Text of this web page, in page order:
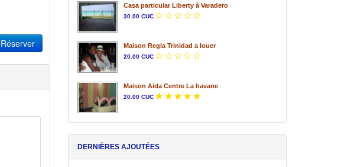
Casa particular Liberty à Varadero
30.00 CUC
Maison Regla Trinidad a louer
20.00 CUC
Maison Aida Centre La havane
20.00 CUC
DERNIÈRES AJOUTÉES